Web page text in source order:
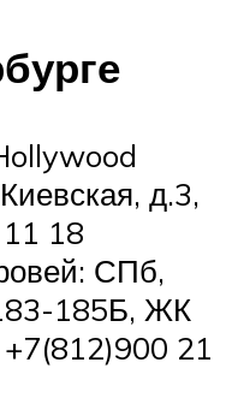
д.3,
18
СПб,
185Б, ЖК
21